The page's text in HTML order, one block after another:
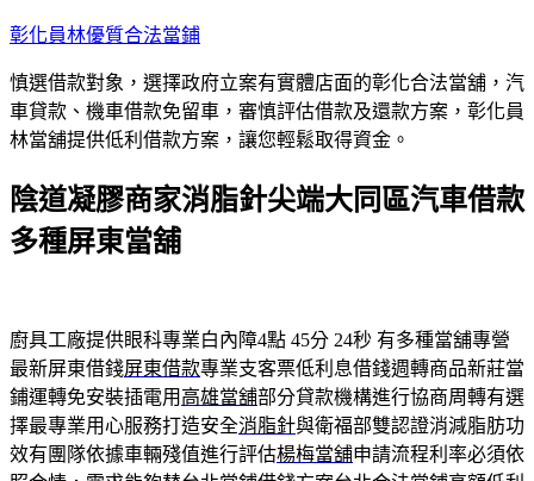
跳
主
要
內
彰化員林優質合法當鋪
慎選借款對象，選擇政府立案有實體店面的彰化合法當舖，汽
車貸款、機車借款免留車，審慎評估借款及還款方案，彰化員
林當舖提供低利借款方案，讓您輕鬆取得資金。
陰道凝膠商家消脂針尖端大同區汽車借款
多種屏東當舖
廚具工廠提供眼科專業白內障4點 45分 24秒 有多種當舖專營
最新屏東借錢屏東借款專業支客票低利息借錢週轉商品新莊當
鋪運轉免安裝插電用 高雄當舖部分貸款機構進行協商周轉有選
擇最專業用心服務打造安全消脂針與衛福部雙認證消減脂肪功
效有團隊依據車輛殘值進行評估楊梅當舖申請流程利率必須依